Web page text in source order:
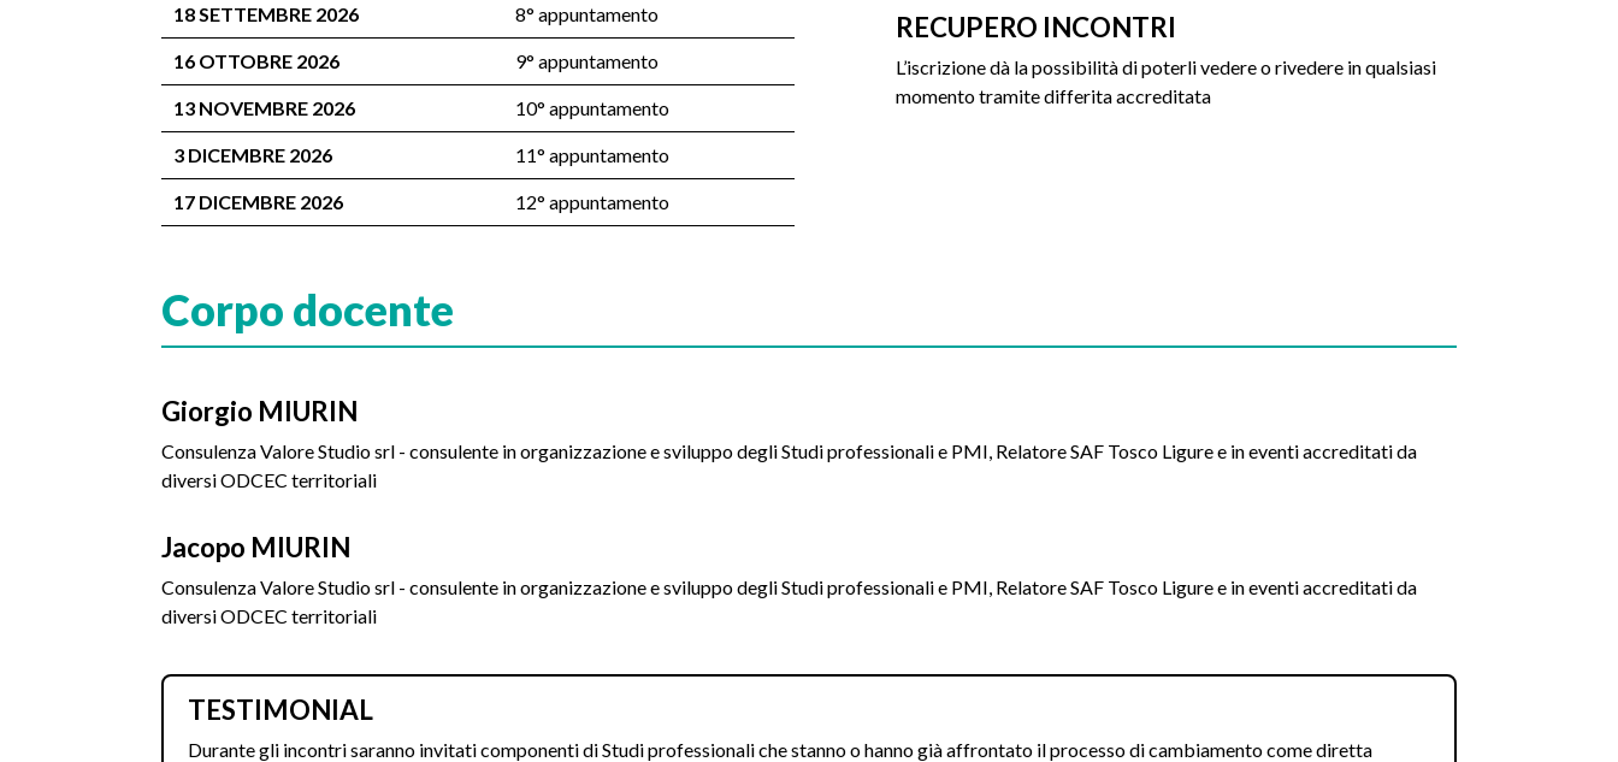
18 SETTEMBRE 2026 8° appuntamento
16 OTTOBRE 2026 9° appuntamento
13 NOVEMBRE 2026 10° appuntamento
3 DICEMBRE 2026 11° appuntamento
17 DICEMBRE 2026 12° appuntamento
RECUPERO INCONTRI
L’iscrizione dà la possibilità di poterli vedere o rivedere in qualsiasi
momento tramite differita accreditata
Corpo docente
Giorgio MIURIN
Consulenza Valore Studio srl - consulente in organizzazione e sviluppo degli Studi professionali e PMI, Relatore SAF Tosco Ligure e in eventi accreditati da
diversi ODCEC territoriali
Jacopo MIURIN
Consulenza Valore Studio srl - consulente in organizzazione e sviluppo degli Studi professionali e PMI, Relatore SAF Tosco Ligure e in eventi accreditati da
diversi ODCEC territoriali
TESTIMONIAL
Durante gli incontri saranno invitati componenti di Studi professionali che stanno o hanno già affrontato il processo di cambiamento come diretta